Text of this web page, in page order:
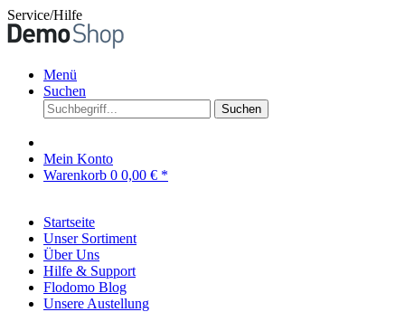
Service/Hilfe
Menü
Suchen
Suchen
Mein Konto
Warenkorb 0 0,00 € *
Startseite
Unser Sortiment
Über Uns
Hilfe & Support
Flodomo Blog
Unsere Austellung